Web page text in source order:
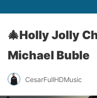
🎄Holly Jolly
Michael Buble
CesarFullHDMusic